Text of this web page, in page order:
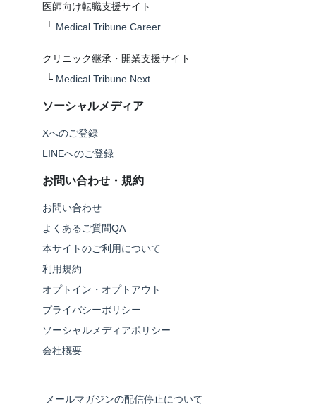
医師向け転職支援サイト
└ Medical Tribune Career
クリニック継承・開業支援サイト
└ Medical Tribune Next
ソーシャルメディア
Xへのご登録
LINEへのご登録
お問い合わせ・規約
お問い合わせ
よくあるご質問QA
本サイトのご利用について
利用規約
オプトイン・オプトアウト
プライバシーポリシー
ソーシャルメディアポリシー
会社概要
メールマガジンの配信停止について